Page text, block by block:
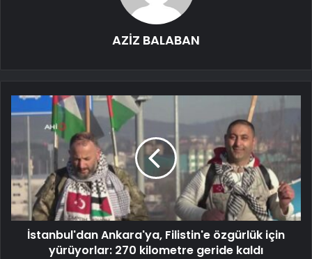
AZİZ BALABAN
İstanbul'dan Ankara'ya, Filistin'e özgürlük için
yürüyorlar: 270 kilometre geride kaldı